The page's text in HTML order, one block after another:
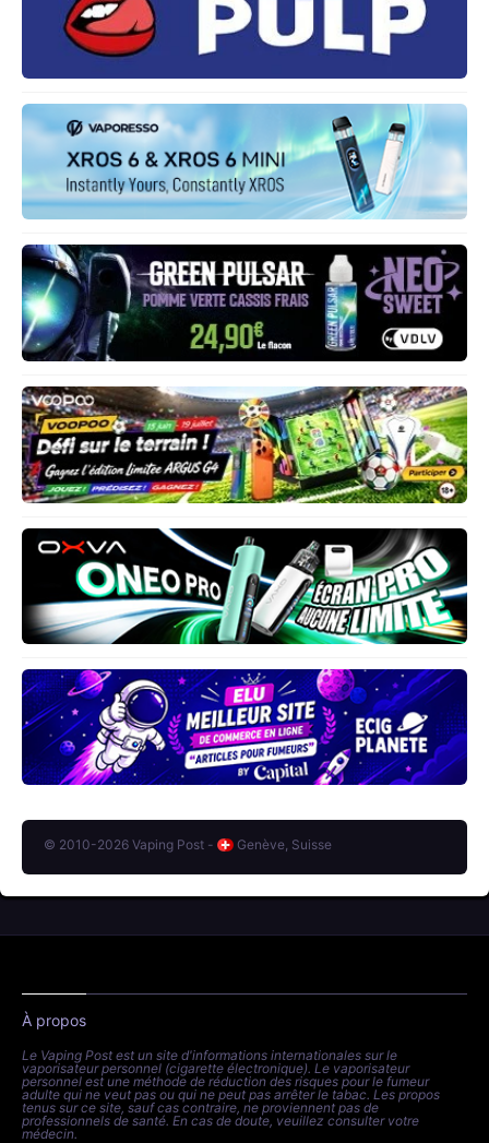
© 2010-2026 Vaping Post - Genève, Suisse
À propos
Le Vaping Post est un site d'informations internationales sur le
vaporisateur personnel (cigarette électronique). Le vaporisateur
personnel est une méthode de réduction des risques pour le fumeur
adulte qui ne veut pas ou qui ne peut pas arrêter le tabac. Les propos
tenus sur ce site, sauf cas contraire, ne proviennent pas de
professionnels de santé. En cas de doute, veuillez consulter votre
médecin.